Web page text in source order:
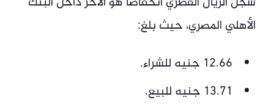
الأهلي المصري، حيث بلغ:
12.66 جنيه للشراء.
13.71 جنيه للبيع.